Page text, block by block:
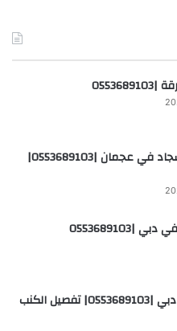
شركة تنظيف سجاد في عجمان |0553689103|
الكنب